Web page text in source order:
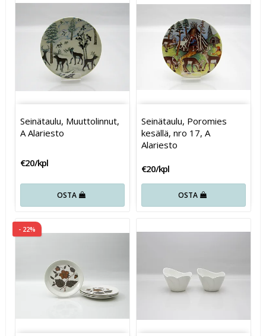
Seinätaulu, Muuttolinnut,
A Alariesto
€20/kpl
OSTA
Seinätaulu, Poromies
kesällä, nro 17, A
Alariesto
€20/kpl
OSTA
- 22%